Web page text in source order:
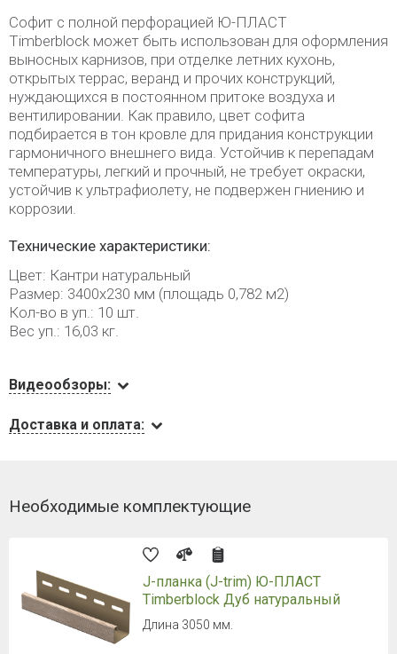
Софит с полной перфорацией Ю-ПЛАСТ
Timberblock может быть использован для оформления
выносных карнизов, при отделке летних кухонь,
открытых террас, веранд и прочих конструкций,
нуждающихся в постоянном притоке воздуха и
вентилировании. Как правило, цвет софита
подбирается в тон кровле для придания конструкции
гармоничного внешнего вида. Устойчив к перепадам
температуры, легкий и прочный, не требует окраски,
устойчив к ультрафиолету, не подвержен гниению и
коррозии.
Технические характеристики:
Цвет: Кантри натуральный
Размер: 3400х230 мм (площадь 0,782 м2)
Кол-во в уп.: 10 шт.
Вес уп.: 16,03 кг.
Видеообзоры:
Доставка и оплата:
Необходимые комплектующие
J-планка (J-trim) Ю-ПЛАСТ
Timberblock Дуб натуральный
Длина 3050 мм.